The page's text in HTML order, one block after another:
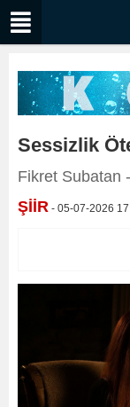
Sessizlik
Fikret Subatan
ŞİİR - 05-07-2026